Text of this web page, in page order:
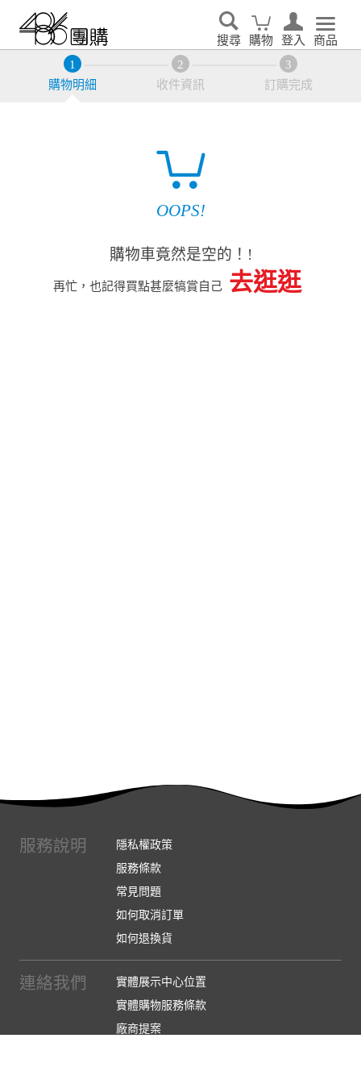
搜尋 購物 登入 商品
購物明細 收件資訊 訂購完成
OOPS!
購物車竟然是空的！!
再忙，也記得買點甚麼犒賞自己 去逛逛
服務說明
隱私權政策
服務條款
常見問題
如何取消訂單
如何退換貨
連絡我們
實體展示中心位置
實體購物服務條款
廠商提案